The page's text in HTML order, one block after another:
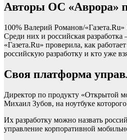
Авторы ОС «Аврора»
100% Валерий Романов/
Среди них и российская
«Газета.Ru» проверила, как
российскую разработку и кто уже
Своя платформа
Директор по продукту «Открытой
Михаил Зубов, на ноутбуке
Их разработку можно назвать
управление корпоративной